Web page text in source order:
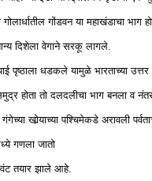
गोंडवन या महाखंडाचा भाग
दिशेला वेगाने सरकू लागले.
पृष्ठाला धडकले यामुळे भारताच्या उत्तर
होता तो दलदलीचा भाग बनला व
खोर्‍याच्या पश्चिमेकडे अरावली
गणला जातो
तयार झाले आहे.